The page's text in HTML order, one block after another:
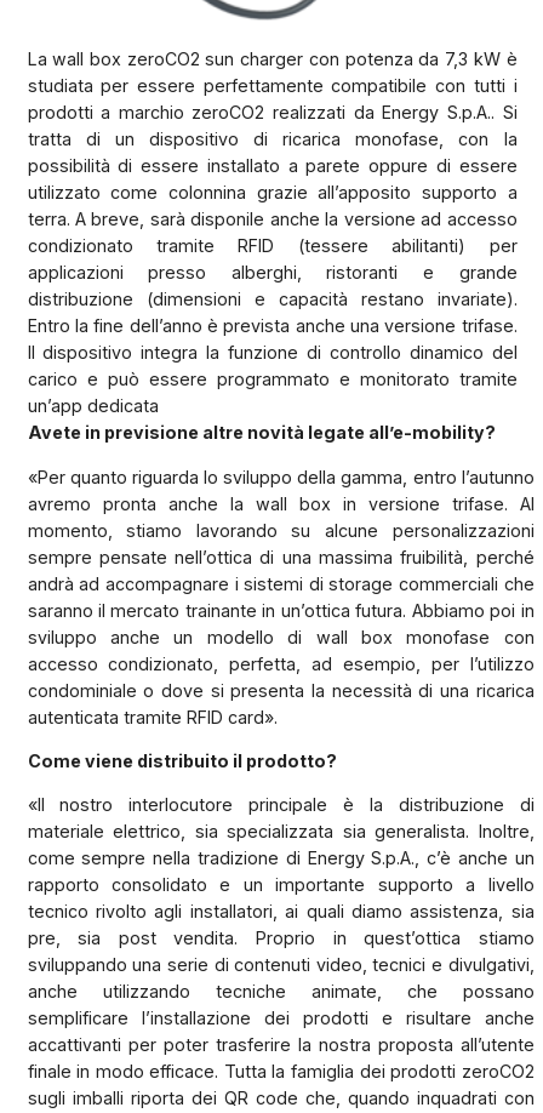
La wall box zeroCO2 sun charger con potenza da 7,3 kW è
studiata per essere perfettamente compatibile con tutti i
prodotti a marchio zeroCO2 realizzati da Energy S.p.A.. Si
tratta di un dispositivo di ricarica monofase, con la
possibilità di essere installato a parete oppure di essere
utilizzato come colonnina grazie all’apposito supporto a
terra. A breve, sarà disponile anche la versione ad accesso
condizionato tramite RFID (tessere abilitanti) per
applicazioni presso alberghi, ristoranti e grande
distribuzione (dimensioni e capacità restano invariate).
Entro la fine dell’anno è prevista anche una versione trifase.
Il dispositivo integra la funzione di controllo dinamico del
carico e può essere programmato e monitorato tramite
un’app dedicata
Avete in previsione altre novità legate all’e-mobility?
«Per quanto riguarda lo sviluppo della gamma, entro l’autunno
avremo pronta anche la wall box in versione trifase. Al
momento, stiamo lavorando su alcune personalizzazioni
sempre pensate nell’ottica di una massima fruibilità, perché
andrà ad accompagnare i sistemi di storage commerciali che
saranno il mercato trainante in un’ottica futura. Abbiamo poi in
sviluppo anche un modello di wall box monofase con
accesso condizionato, perfetta, ad esempio, per l’utilizzo
condominiale o dove si presenta la necessità di una ricarica
autenticata tramite RFID card».
Come viene distribuito il prodotto?
«Il nostro interlocutore principale è la distribuzione di
materiale elettrico, sia specializzata sia generalista. Inoltre,
come sempre nella tradizione di Energy S.p.A., c’è anche un
rapporto consolidato e un importante supporto a livello
tecnico rivolto agli installatori, ai quali diamo assistenza, sia
pre, sia post vendita. Proprio in quest’ottica stiamo
sviluppando una serie di contenuti video, tecnici e divulgativi,
anche utilizzando tecniche animate, che possano
semplificare l’installazione dei prodotti e risultare anche
accattivanti per poter trasferire la nostra proposta all’utente
finale in modo efficace. Tutta la famiglia dei prodotti zeroCO2
sugli imballi riporta dei QR code che, quando inquadrati con